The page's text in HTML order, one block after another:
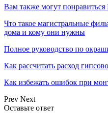
Вам также могут понравиться
Что такое магистральные
дома и кому они нужны
Полное руководство по
Как рассчитать расход
Как избежать ошибок при
Prev Next
Оставьте ответ